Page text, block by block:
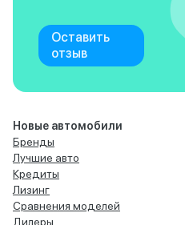
Оставить
отзыв
Новые автомобили
Бренды
Лучшие авто
Кредиты
Лизинг
Сравнения моделей
Дилеры